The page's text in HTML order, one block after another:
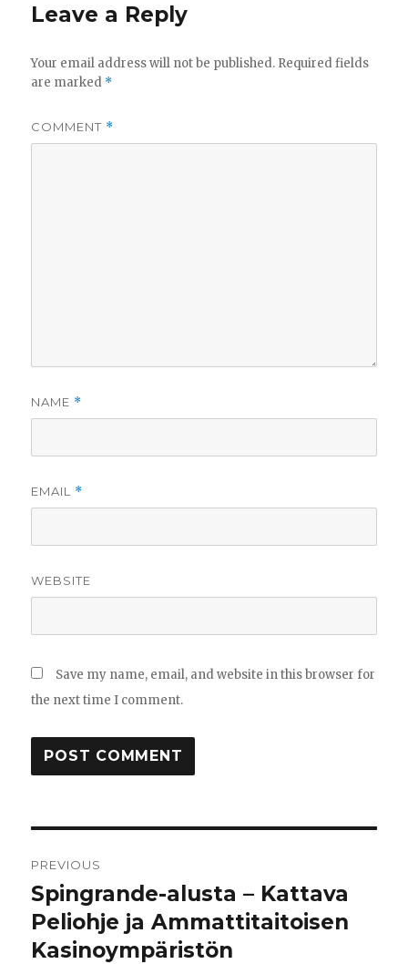
Leave a Reply
Your email address will not be published. Required fields
are marked *
COMMENT *
NAME *
EMAIL *
WEBSITE
Save my name, email, and website in this browser for
the next time I comment.
navigation
PREVIOUS
Previous
post:
Spingrande-alusta – Kattava
Peliohje ja Ammattitaitoisen
Kasinoympäristön